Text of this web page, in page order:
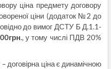
ціна предмету договору
ціни (додаток №2 до
до вимог ДСТУ Б Д.1.1-
., у тому числі ПДВ 20%
договірна ціна є динамічною